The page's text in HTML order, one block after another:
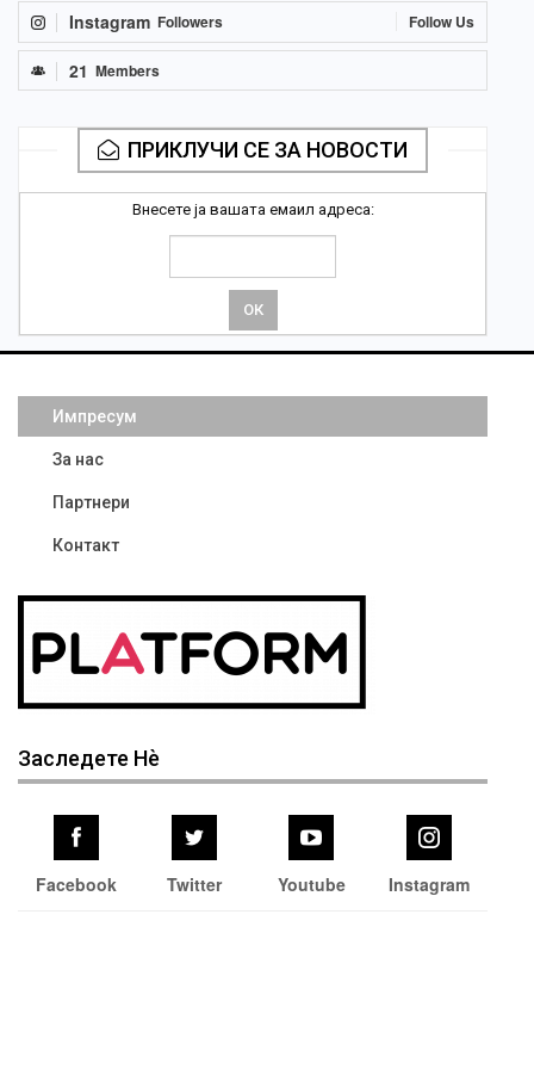
Instagram Followers Follow Us
21 Members
ПРИКЛУЧИ СЕ ЗА НОВОСТИ
Внесете ја вашата емаил адреса:
Импресум
За нас
Партнери
Контакт
Заследете Нѐ
Facebook Twitter Youtube Instagram